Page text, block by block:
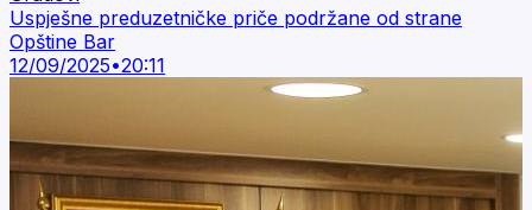
Uspješne preduzetničke priče podržane od strane
Opštine Bar
12/09/2025•20:11